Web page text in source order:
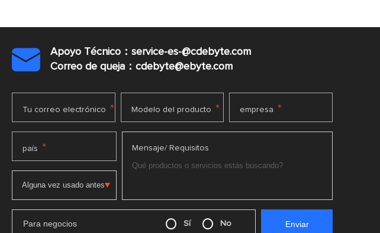

Apoyo Técnico：service-es-@cdebyte.com
Correo de queja：cdebyte@ebyte.com
Tu correo electrónico * Modelo del producto * empresa *
país * Mensaje/ Requisitos
Para negocios Sí No